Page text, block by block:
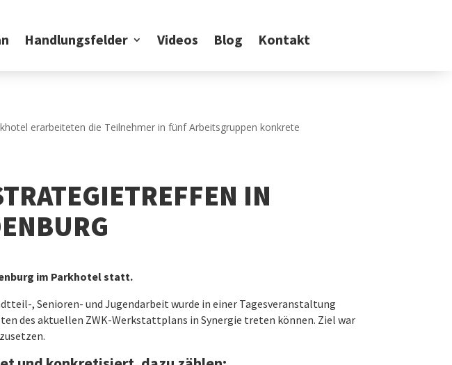
Handlungsfelder Videos Blog Kontakt
IN
im Parkhotel statt.
, Senioren- und Jugendarbeit wurde in einer Tagesveranstaltung
des aktuellen ZWK-Werkstattplans in Synergie treten können. Ziel war